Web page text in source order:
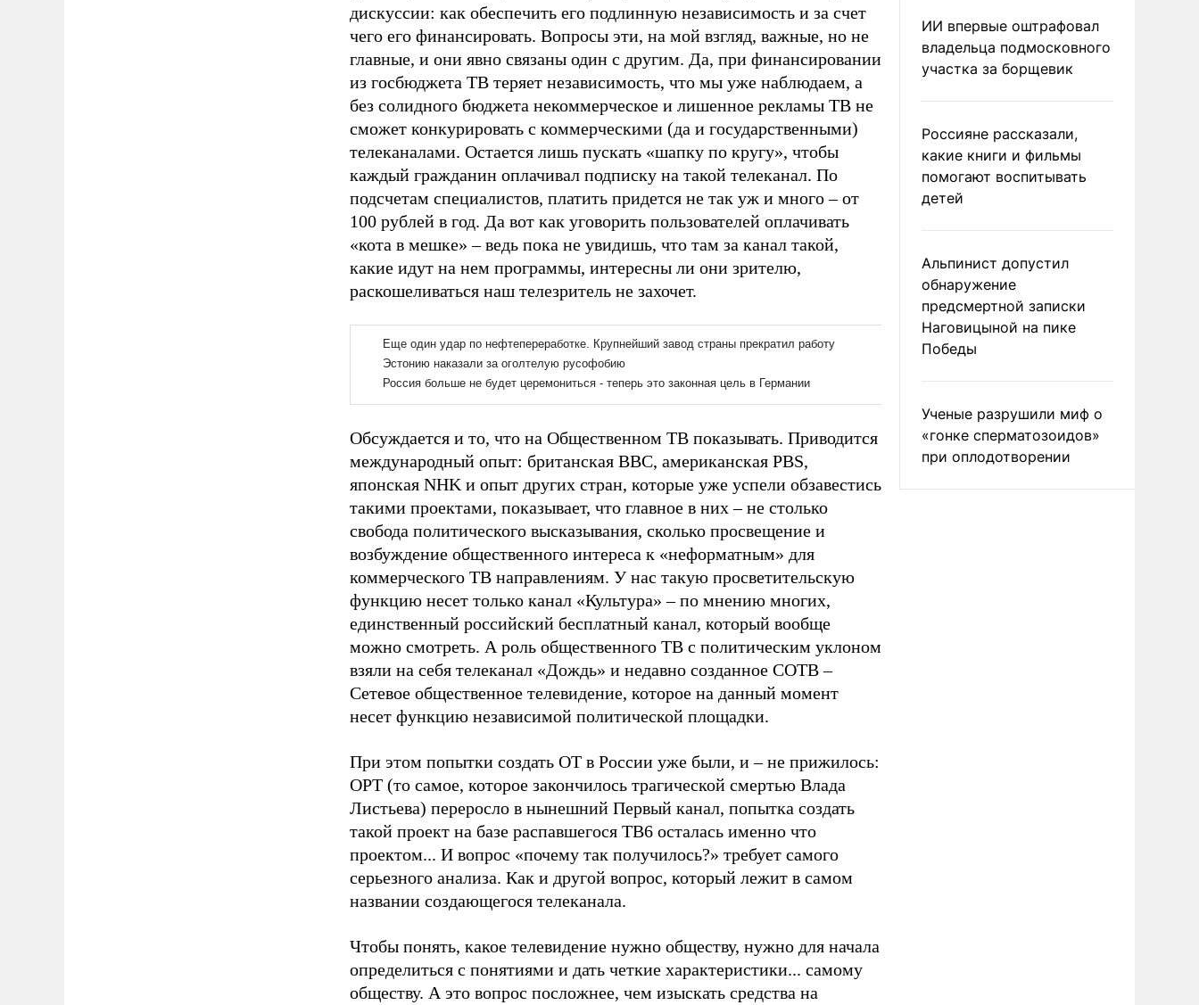
дискуссии: как обеспечить его подлинную независимость и за счет
чего его финансировать. Вопросы эти, на мой взгляд, важные, но не
главные, и они явно связаны один с другим. Да, при финансировании
из госбюджета ТВ теряет независимость, что мы уже наблюдаем, а
без солидного бюджета некоммерческое и лишенное рекламы ТВ не
сможет конкурировать с коммерческими (да и государственными)
телеканалами. Остается лишь пускать «шапку по кругу», чтобы
каждый гражданин оплачивал подписку на такой телеканал. По
подсчетам специалистов, платить придется не так уж и много – от
100 рублей в год. Да вот как уговорить пользователей оплачивать
«кота в мешке» – ведь пока не увидишь, что там за канал такой,
какие идут на нем программы, интересны ли они зрителю,
раскошеливаться наш телезритель не захочет.
Обсуждается и то, что на Общественном ТВ показывать. Приводится
международный опыт: британская ВВС, американская PBS,
японская NHK и опыт других стран, которые уже успели обзавестись
такими проектами, показывает, что главное в них – не столько
свобода политического высказывания, сколько просвещение и
возбуждение общественного интереса к «неформатным» для
коммерческого ТВ направлениям. У нас такую просветительскую
функцию несет только канал «Культура» – по мнению многих,
единственный российский бесплатный канал, который вообще
можно смотреть. А роль общественного ТВ с политическим уклоном
взяли на себя телеканал «Дождь» и недавно созданное СОТВ –
Сетевое общественное телевидение, которое на данный момент
несет функцию независимой политической площадки.
При этом попытки создать ОТ в России уже были, и – не прижилось:
ОРТ (то самое, которое закончилось трагической смертью Влада
Листьева) переросло в нынешний Первый канал, попытка создать
такой проект на базе распавшегося ТВ6 осталась именно что
проектом... И вопрос «почему так получилось?» требует самого
серьезного анализа. Как и другой вопрос, который лежит в самом
названии создающегося телеканала.
Чтобы понять, какое телевидение нужно обществу, нужно для начала
определиться с понятиями и дать четкие характеристики... самому
обществу. А это вопрос посложнее, чем изыскать средства на
ИИ впервые оштрафовал
владельца подмосковного
участка за борщевик
Россияне рассказали,
какие книги и фильмы
помогают воспитывать
детей
Альпинист допустил
обнаружение
предсмертной записки
Наговицыной на пике
Победы
Ученые разрушили миф о
«гонке сперматозоидов»
при оплодотворении